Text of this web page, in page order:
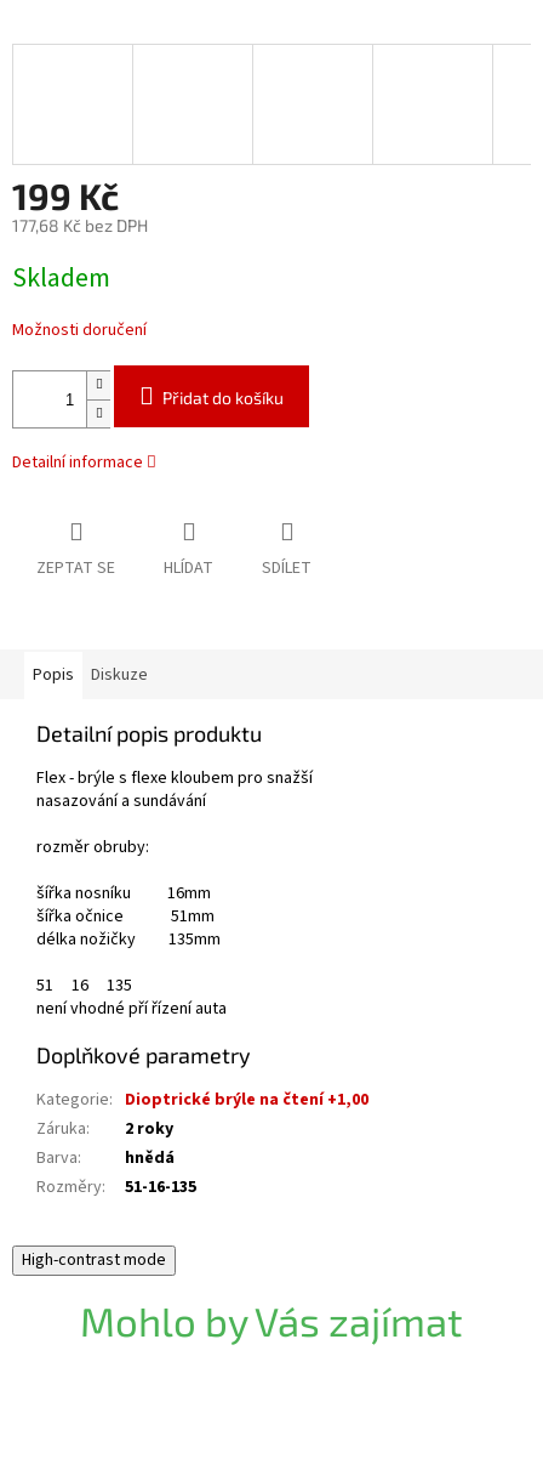
199 Kč
177,68 Kč bez DPH
cena:
Skladem
Možnosti doručení
Přidat do košíku
Detailní informace
ZEPTAT SE HLÍDAT SDÍLET
Popis Diskuze
Detailní popis produktu
Flex - brýle s flexe kloubem pro snažší
nasazování a sundávání
rozměr obruby:
šířka nosníku 16mm
šířka očnice 51mm
délka nožičky 135mm
51
16 135
není vhodné pří řízení auta
Doplňkové parametry
Kategorie: Dioptrické brýle na čtení +1,00
Záruka:
2 roky
Barva:
hnědá
Rozměry: 51-16-135
High-contrast mode
Mohlo by Vás zajímat